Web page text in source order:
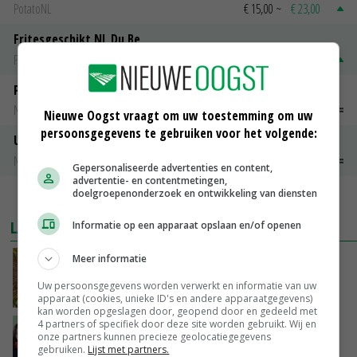
PotatoNL € 15,00 ~ € 23,00
Fritesgeschikt NL Du Be
PotatoNL
Peen
Noteringen
€ 26,00~ € 33,00
Uien Middenmeer Geel 30-60% grof
Noteringen
€ 0,00
MEER MARKTPRIJZEN
LAATSTE NIEUWS
Droogte raakt alle sectoren, LTO waarschuwt
voor lege schappen
VANDAAG, 11:05
‘Het is letterlijk en figuurlijk een hete zomer’
Nieuwe Oogst vraagt om uw toestemming om uw
persoonsgegevens te gebruiken voor het volgende:
Gepersonaliseerde advertenties en content,
advertentie- en contentmetingen,
doelgroepenonderzoek en ontwikkeling van diensten
Informatie op een apparaat opslaan en/of openen
Meer informatie
Uw persoonsgegevens worden verwerkt en informatie van uw
apparaat (cookies, unieke ID's en andere apparaatgegevens)
kan worden opgeslagen door, geopend door en gedeeld met
4 partners of specifiek door deze site worden gebruikt. Wij en
onze partners kunnen precieze geolocatiegegevens
gebruiken. Lijst met partners.